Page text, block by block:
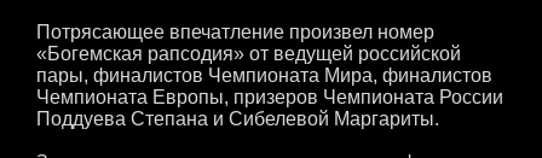
Потрясающее впечатление произвел номер
«Богемская рапсодия» от ведущей российской
пары, финалистов Чемпионата Мира, финалистов
Чемпионата Европы, призеров Чемпионата России
Поддуева Степана и Сибелевой Маргариты.